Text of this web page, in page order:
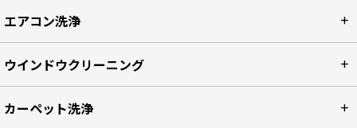
エアコン洗浄
ウインドウクリーニング
カーペット洗浄